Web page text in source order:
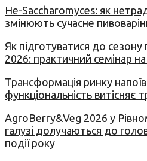
Не-Saccharomyces: як
змінюють сучасне
Як підготуватися до
2026: практичний семінар
Трансформація ринку
функціональність витісняє
AgroBerry&Veg 2026 у
галузі долучаються до
події року